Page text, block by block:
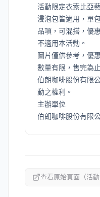
活動限定衣索比亞
浸泡包皆適用，單
品項，可混搭，優
不適用本活動。
圖片僅供參考，優
數量有限，售完為
伯朗咖啡股份有限
動之權利。
主辦單位
伯朗咖啡股份有限
查看原始頁面（活動